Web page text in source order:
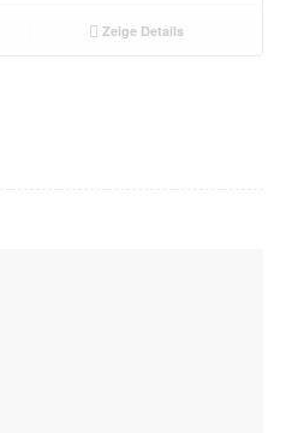
Zeige Details